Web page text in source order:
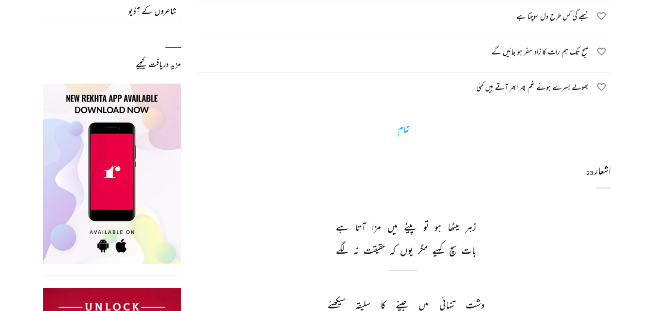
نبھے گی کس طرح دل سوچتا ہے
صبح تک ہم رات کا زاد سفر ہو جائیں گے
بھولے بسرے ہوئے غم پھر ابھر آتے ہیں کئی
تمام
اشعار23
زہر میٹھا ہو تو پینے میں مزا آتا ہے
بات سچ کہیے مگر یوں کہ حقیقت نہ لگے
دشت تنہائی میں جینے کا سلیقہ
سیکھئے
شاعروں کے آڈیو
مزید دریافت کیجیے